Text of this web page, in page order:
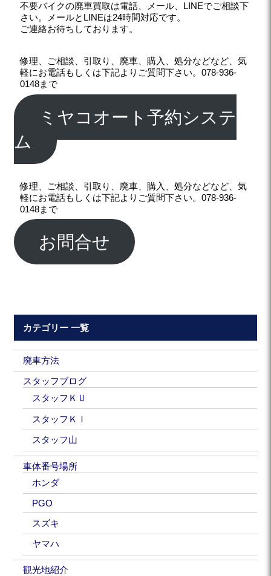
不要バイクの廃車買取は電話、メール、LINEでご相談下
さい。メールとLINEは24時間対応です。
ご連絡お待ちしております。
修理、ご相談、引取り、廃車、購入、処分などなど、気
軽にお電話もしくは下記よりご質問下さい。078-936-
0148まで
ミヤコオート予約システ
ム
修理、ご相談、引取り、廃車、購入、処分などなど、気
軽にお電話もしくは下記よりご質問下さい。078-936-
0148まで
お問合せ
カテゴリー 一覧
廃車方法
スタッフブログ
スタッフＫＵ
スタッフＫＩ
スタッフ山
車体番号場所
ホンダ
PGO
スズキ
ヤマハ
観光地紹介